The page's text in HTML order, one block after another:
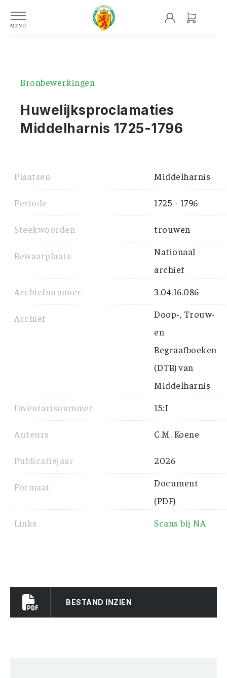
Bronbewerkingen
Huwelijksproclamaties
Middelharnis 1725-1796
Plaatsen Middelharnis
Periode 1725 - 1796
Steekwoorden trouwen
Bewaarplaats
Nationaal
archief
Archiefnummer
3.04.16.086
Archief
Doop-, Trouw-
en
Begraafboeken
(DTB) van
Middelharnis
Inventarisnummer
15:I
Auteurs C.M. Koene
Publicatiejaar 2026
Formaat
Document
(PDF)
Links
Scans bij NA
BESTAND INZIEN